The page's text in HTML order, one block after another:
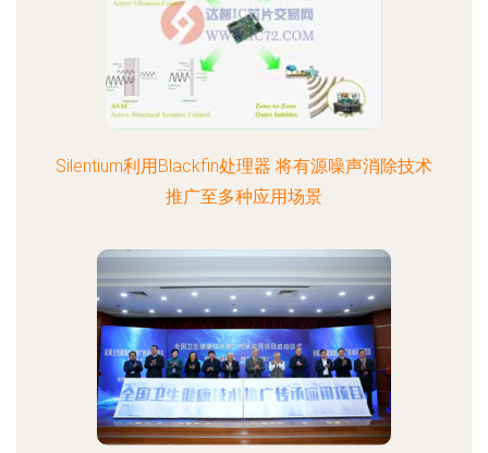
Silentium利用Blackfin处理器 将有源噪声消除技术
推广至多种应用场景